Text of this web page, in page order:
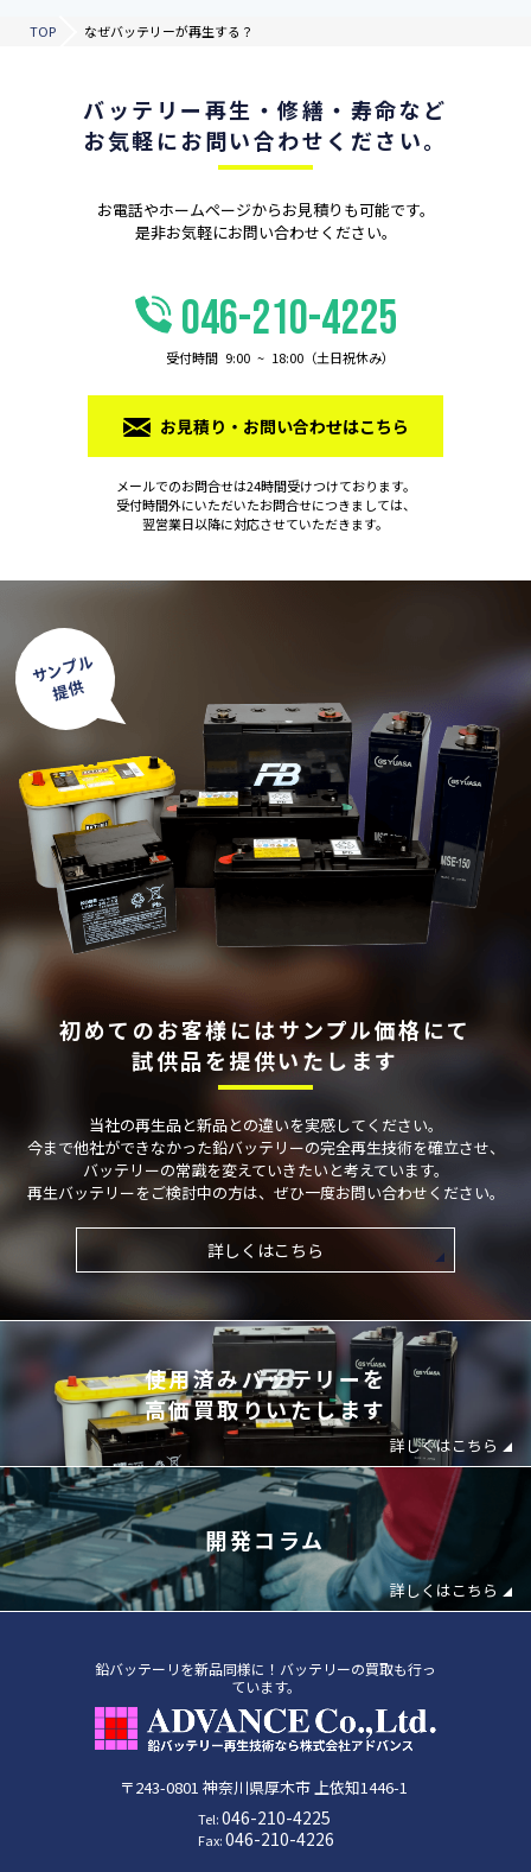
TOP なぜバッテリーが再生する？
バッテリー再⽣ ・修繕・寿命など
お気軽にお問い合わせください。
お電話やホームページからお⾒積りも可能です。
是⾮お気軽にお問い合わせください。
046-210-4225
受付時間 9:00 ~ 18:00（⼟⽇祝休み）
お⾒積り・お問い合わせはこちら
メールでのお問合せは24時間受けつけております。
受付時間外にいただいたお問合せにつきましては、
翌営業日以降に対応させていただきます。
サンプル
提供
初めてのお客様にはサンプル価格にて
試供品を提供いたします
当社の再⽣品と新品との違いを実感してください。
今まで他社ができなかった鉛バッテリーの完全再⽣技術を確⽴させ、
バッテリーの常識を変えていきたいと考えています。
再⽣バッテリーをご検討中の⽅は、ぜひ⼀度お問い合わせください。
詳しくはこちら
使⽤済みバッテリーを
⾼価買取りいたします
詳しくはこちら
開発コラム
詳しくはこちら
鉛バッテーリを新品同様に！バッテリーの買取も行っ
ています。
〒243-0801 神奈川県厚木市上依知1446-1
Tel:046-210-4225
Fax:046-210-4226